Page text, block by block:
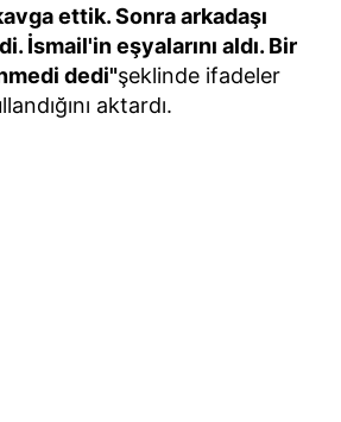
ettik. Sonra arkadaşı
İsmail'in eşyalarını aldı. Bir
dedi"şeklinde ifadeler
aktardı.